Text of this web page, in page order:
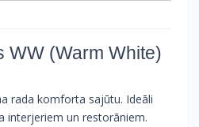
WW (Warm White)
rada komforta sajūtu. Ideāli
interjeriem un restorāniem.